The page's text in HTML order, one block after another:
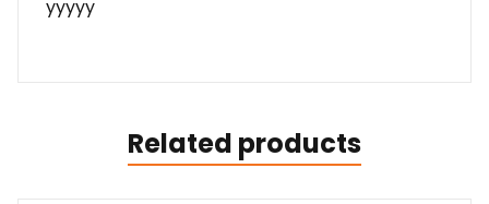
yyyyy
Related products